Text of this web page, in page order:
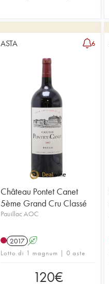
ASTA 6
Château Pontet Canet
5ème Grand Cru Classé
Pauillac AOC
2017 A
Lotto di 1 magnum | 0 aste
120€